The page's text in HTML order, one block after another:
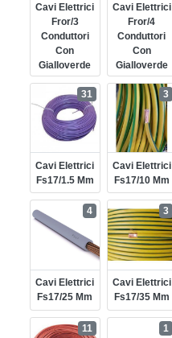
Cavi Elettrici
Fror/3
Conduttori
Con
Gialloverde
Cavi Elettrici
Fror/4
Conduttori
Con
Gialloverde
Cavi Elettrici
Fs17/1.5 Mm
31
Cavi Elettrici
Fs17/10 Mm
3
Cavi Elettrici
Fs17/25 Mm
4
Cavi Elettrici
Fs17/35 Mm
3
11 1